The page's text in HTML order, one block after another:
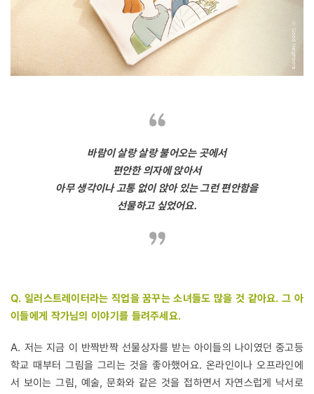
바람이 살랑 살랑 불어오는 곳에서
편안한 의자에 앉아서
아무 생각이나 고통 없이 앉아 있는 그런 편안함을
선물하고 싶었어요.
Q. 일러스트레이터라는 직업을 꿈꾸는 소녀들도 많을 것 같아요. 그 아
이들에게 작가님의 이야기를 들려주세요.
A. 저는 지금 이 반짝반짝 선물상자를 받는 아이들의 나이였던 중고등
학교 때부터 그림을 그리는 것을 좋아했어요. 온라인이나 오프라인에
서 보이는 그림, 예술, 문화와 같은 것을 접하면서 자연스럽게 낙서로